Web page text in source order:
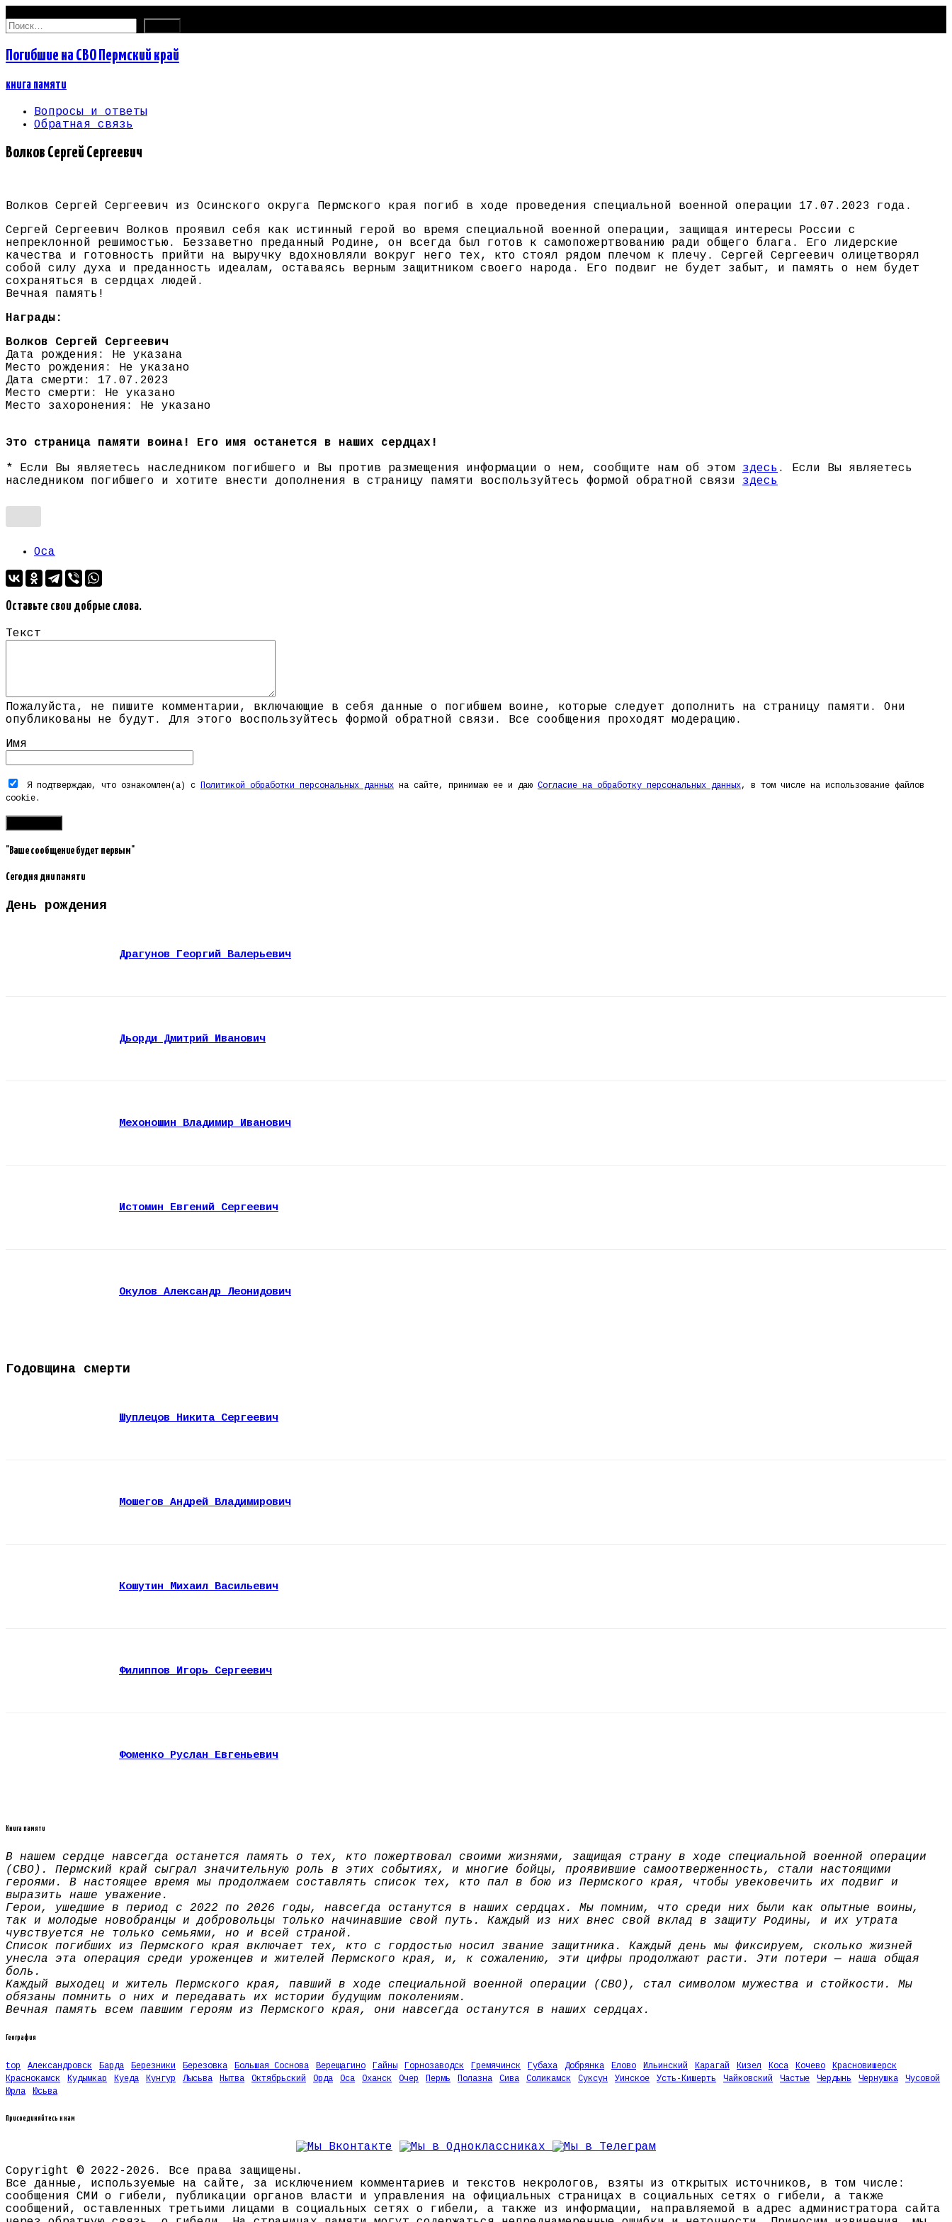
Найти:
Погибшие на СВО Пермский край
книга памяти
Вопросы и ответы
Обратная связь
Волков Сергей Сергеевич
Волков Сергей Сергеевич из Осинского округа Пермского края погиб в ходе проведения специальной военной операции 17.07.2023 года.
Сергей Сергеевич Волков проявил себя как истинный герой во время специальной военной операции, защищая интересы России с
непреклонной решимостью. Беззаветно преданный Родине, он всегда был готов к самопожертвованию ради общего блага. Его лидерские
качества и готовность прийти на выручку вдохновляли вокруг него тех, кто стоял рядом плечом к плечу. Сергей Сергеевич олицетворял
собой силу духа и преданность идеалам, оставаясь верным защитником своего народа. Его подвиг не будет забыт, и память о нем будет
сохраняться в сердцах людей.
Вечная память!
Награды:
Волков Сергей Сергеевич
Дата рождения: Не указана
Место рождения: Не указано
Дата смерти: 17.07.2023
Место смерти: Не указано
Место захоронения: Не указано
Это страница памяти воина! Его имя останется в наших сердцах!
* Если Вы являетесь наследником погибшего и Вы против размещения информации о нем, сообщите нам об этом здесь . Если Вы являетесь
наследником погибшего и хотите внести дополнения в страницу памяти воспользуйтесь формой обратной связи здесь
Оса
Оставьте свои добрые слова.
Текст
Пожалуйста, не пишите комментарии, включающие в себя данные о погибшем воине, которые следует дополнить на страницу памяти. Они
опубликованы не будут. Для этого воспользуйтесь формой обратной связи. Все сообщения проходят модерацию.
Имя
Я подтверждаю, что ознакомлен(а) с Политикой обработки персональных данных на сайте, принимаю ее и даю Согласие на обработку персональных данных, в том числе на использование файлов
cookie.
"Ваше сообщение будет первым"
Сегодня дни памяти
День рождения
Драгунов Георгий Валерьевич
Дьорди Дмитрий Иванович
Мехоношин Владимир Иванович
Истомин Евгений Сергеевич
Окулов Александр Леонидович
Годовщина смерти
Шуплецов Никита Сергеевич
Мошегов Андрей Владимирович
Кошутин Михаил Васильевич
Филиппов Игорь Сергеевич
Фоменко Руслан Евгеньевич
Книга памяти
В нашем сердце навсегда останется память о тех, кто пожертвовал своими жизнями, защищая страну в ходе специальной военной операции
(СВО). Пермский край сыграл значительную роль в этих событиях, и многие бойцы, проявившие самоотверженность, стали настоящими
героями. В настоящее время мы продолжаем составлять список тех, кто пал в бою из Пермского края, чтобы увековечить их подвиг и
выразить наше уважение.
Герои, ушедшие в период с 2022 по 2026 годы, навсегда останутся в наших сердцах. Мы помним, что среди них были как опытные воины,
так и молодые новобранцы и добровольцы только начинавшие свой путь. Каждый из них внес свой вклад в защиту Родины, и их утрата
чувствуется не только семьями, но и всей страной.
Список погибших из Пермского края включает тех, кто с гордостью носил звание защитника. Каждый день мы фиксируем, сколько жизней
унесла эта операция среди уроженцев и жителей Пермского края, и, к сожалению, эти цифры продолжают расти. Эти потери — наша общая
боль.
Каждый выходец и житель Пермского края, павший в ходе специальной военной операции (СВО), стал символом мужества и стойкости. Мы
обязаны помнить о них и передавать их истории будущим поколениям.
Вечная память всем павшим героям из Пермского края, они навсегда останутся в наших сердцах.
География
top Александровск Барда Березники Березовка Большая Соснова Верещагино Гайны Горнозаводск Гремячинск Губаха Добрянка Елово Ильинский Карагай Кизел Коса Кочево
Красновишерск
Краснокамск
Кудымкар Куеда Кунгур Лысьва Нытва Октябрьский Орда Оса Оханск Очер Пермь Полазна Сива Соликамск Суксун Уинское Усть-Кишерть Чайковский Частые Чердынь Чернушка
Чусовой
Юрла
Юсьва
Присоединяйтесь к нам
Copyright © 2022-2026. Все права защищены.
Все данные, используемые на сайте, за исключением комментариев и текстов некрологов, взяты из открытых источников, в том числе:
сообщения СМИ о гибели, публикации органов власти и управления на официальных страницах в социальных сетях о гибели, а также
сообщений, оставленных третьими лицами в социальных сетях о гибели, а также из информации, направляемой в адрес администратора сайта